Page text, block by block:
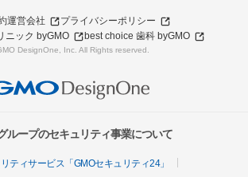
運営会社
プライバシーポリシー
ニック byGMO
best choice 歯科 byGMO
DesignOne, Inc. All Rights reserved.
ループのセキュリティ事業について
ティサービス「GMOセキュリティ24」